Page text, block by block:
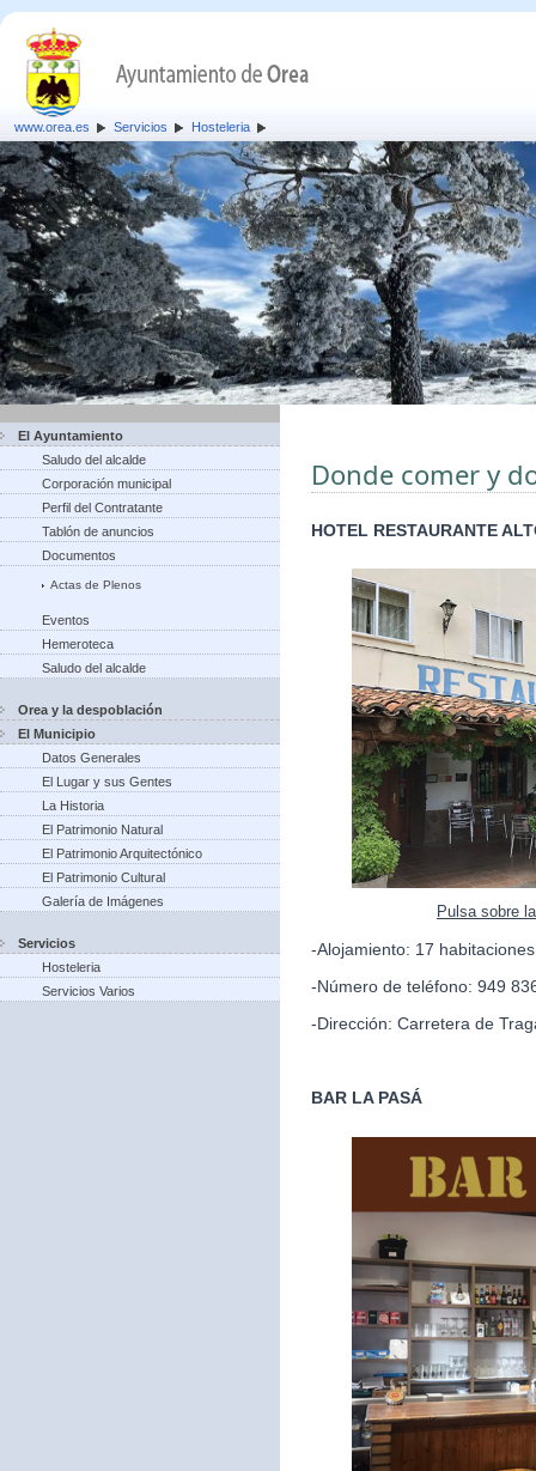
www.orea.es Servicios Hosteleria
El Ayuntamiento
Saludo del alcalde
Corporación municipal
Perfil del Contratante
Tablón de anuncios
Documentos
Actas de Plenos
Eventos
Hemeroteca
Saludo del alcalde
Orea y la despoblación
El Municipio
Datos Generales
El Lugar y sus Gentes
La Historia
El Patrimonio Natural
El Patrimonio Arquitectónico
El Patrimonio Cultural
Galería de Imágenes
Servicios
Hosteleria
Servicios Varios
Donde comer y
HOTEL RESTAURANTE
Pulsa sobre
-Alojamiento: 17
-Número de teléfono: 949
-Dirección: Carretera de
BAR LA PASÁ